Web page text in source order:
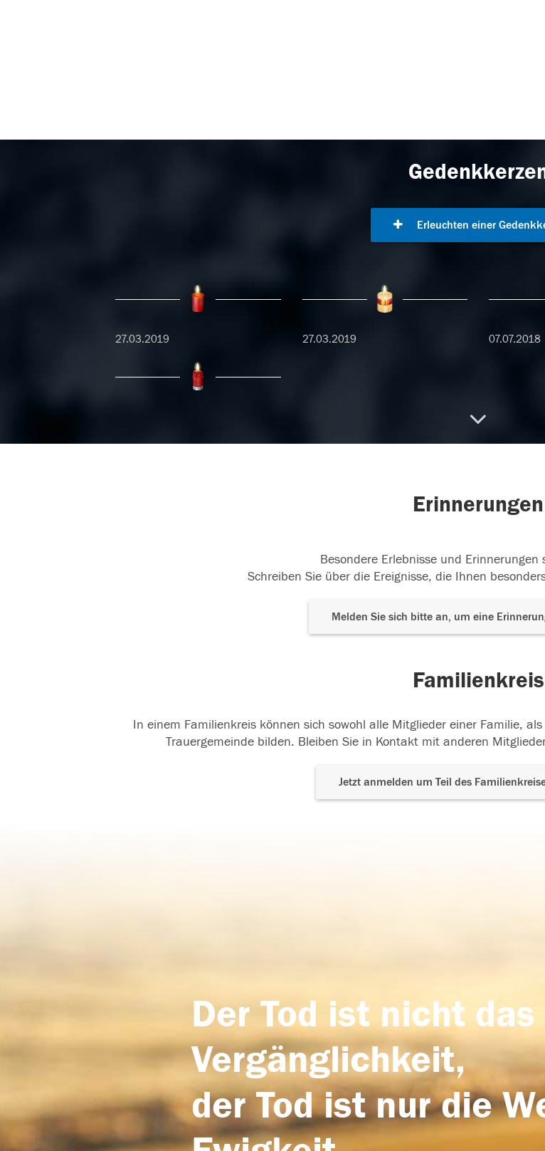
Erleuchten einer
27.03.2019 27.03.2019 07.07.2018
Erinnerungen
Besondere Erlebnisse und
Schreiben Sie über die Ereignisse, die Ihnen
Melden Sie sich bitte an, um eine
Familienkreis
In einem Familienkreis können sich sowohl alle Mitglieder einer Familie,
Trauergemeinde bilden. Bleiben Sie in Kontakt mit anderen
Jetzt anmelden um Teil des
Der Tod ist nicht
Vergänglichkeit,
der Tod ist nur die